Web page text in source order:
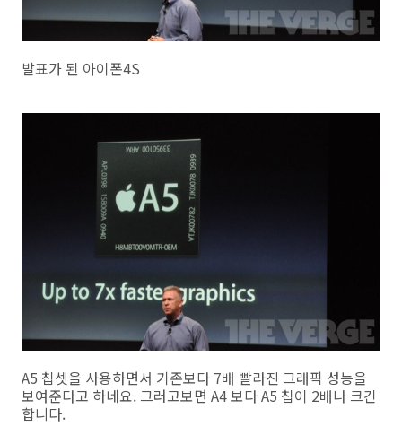
발표가 된 아이폰4S
A5 칩셋을 사용하면서 기존보다 7배 빨라진 그래픽 성능을
보여준다고 하네요. 그러고보면 A4 보다 A5 칩이 2배나 크긴
합니다.